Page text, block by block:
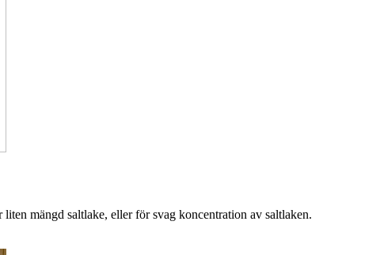
mängd saltlake, eller för svag koncentration av saltlaken.